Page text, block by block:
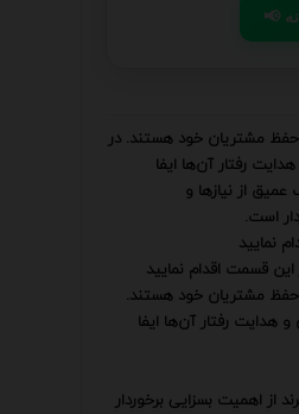
حفظ مشتریان خود هستند. در
رفتار آن‌ها ایفا
از نیازها و
است.
نمایید
این قسمت اقدام نمایید
حفظ مشتریان خود هستند.
هدایت رفتار آن‌ها ایفا
از اهمیت بسزایی برخوردار